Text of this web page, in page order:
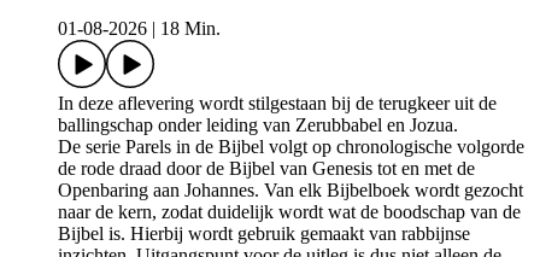
01-08-2026
18 Min.
In deze aflevering wordt stilgestaan bij de terugkeer uit de
ballingschap onder leiding van Zerubbabel en Jozua.
De serie Parels in de Bijbel volgt op chronologische volgorde
de rode draad door de Bijbel van Genesis tot en met de
Openbaring aan Johannes. Van elk Bijbelboek wordt gezocht
naar de kern, zodat duidelijk wordt wat de boodschap van de
Bijbel is. Hierbij wordt gebruik gemaakt van rabbijnse